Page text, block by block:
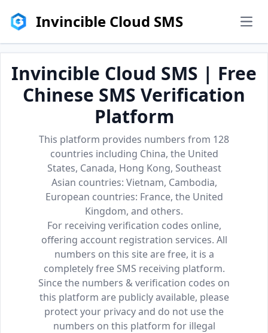
Invincible Cloud SMS
Invincible Cloud SMS | Free
Chinese SMS Verification
Platform
This platform provides numbers from 128
countries including China, the United
States, Canada, Hong Kong, Southeast
Asian countries: Vietnam, Cambodia,
European countries: France, the United
Kingdom, and others.
For receiving verification codes online,
offering account registration services. All
numbers on this site are free, it is a
completely free SMS receiving platform.
Since the numbers & verification codes on
this platform are publicly available, please
protect your privacy and do not use the
numbers on this platform for illegal